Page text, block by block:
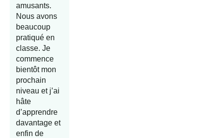
amusants.
Nous avons
beaucoup
pratiqué en
classe. Je
commence
bientôt mon
prochain
niveau et j’ai
hâte
d’apprendre
davantage et
enfin de